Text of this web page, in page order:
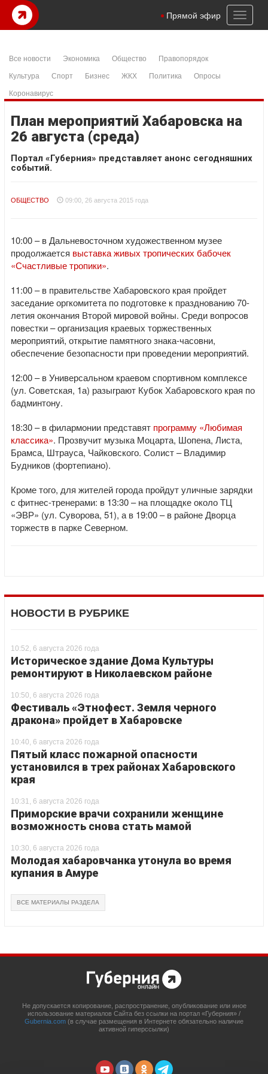
Toggle
Прямой эфир
Все новости Экономика Общество
Правопорядок
Культура
Спорт Бизнес ЖКХ Политика
Опросы
Коронавирус
План мероприятий Хабаровска на
26 августа (среда)
Портал «Губерния» представляет анонс сегодняшних
событий.
ОБЩЕСТВО 09:00, 26 августа 2015 года
10:00 – в Дальневосточном художественном музее
продолжается выставка живых тропических бабочек
«Счастливые тропики».
11:00 – в правительстве Хабаровского края пройдет
заседание оргкомитета по подготовке к празднованию 70-
летия окончания Второй мировой войны. Среди вопросов
повестки – организация краевых торжественных
мероприятий, открытие памятного знака-часовни,
обеспечение безопасности при проведении мероприятий.
12:00 – в Универсальном краевом спортивном комплексе
(ул. Cоветская, 1а) разыграют Кубок Хабаровского края по
бадминтону.
18:30 – в филармонии представят программу «Любимая
классика». Прозвучит музыка Моцарта, Шопена, Листа,
Брамса, Штрауса, Чайковского. Солист – Владимир
Будников (фортепиано).
Кроме того, для жителей города пройдут уличные зарядки
с фитнес-тренерами: в 13:30 – на площадке около ТЦ
«ЭВР» (ул. Суворова, 51), а в 19:00 – в районе Дворца
торжеств в парке Северном.
НОВОСТИ В РУБРИКЕ
10:52, 6 августа 2026 года
Историческое здание Дома Культуры
ремонтируют в Николаевском районе
10:50, 6 августа 2026 года
Фестиваль «Этнофест. Земля черного
дракона» пройдет в Хабаровске
10:40, 6 августа 2026 года
Пятый класс пожарной опасности
установился в трех районах Хабаровского
края
10:31, 6 августа 2026 года
Приморские врачи сохранили женщине
возможность снова стать мамой
10:30, 6 августа 2026 года
Молодая хабаровчанка утонула во время
купания в Амуре
ВСЕ МАТЕРИАЛЫ РАЗДЕЛА
Не допускается копирование, распространение, опубликование или иное
использование материалов Сайта без ссылки на портал «Губерния» /
Gubernia.com (в случае размещения в Интернете обязательно наличие
активной гиперссылки)